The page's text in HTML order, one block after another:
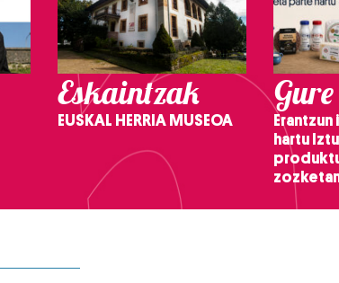
Eskaintzak
EUSKAL HERRIA MUSEOA
hartu